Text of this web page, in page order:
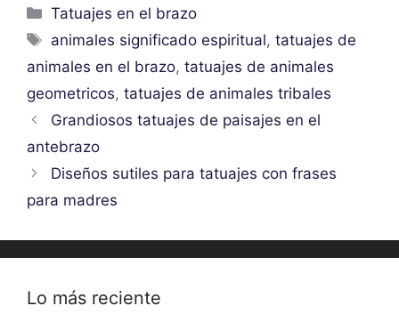
Categorías
Tatuajes en el brazo
Etiquetas
animales significado espiritual,tatuajes de
animales en el brazo, tatuajes de animales
geometricos, tatuajes de animales tribales
Grandiosos tatuajes de paisajes en el
antebrazo
Diseños sutiles para tatuajes con frases
para madres
Lo más reciente